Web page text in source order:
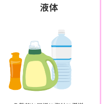
液体